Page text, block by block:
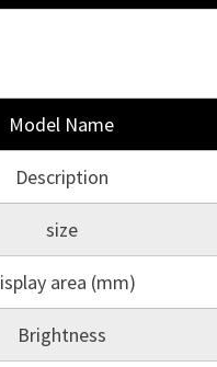
Model Name
Description
size
area (mm)
Brightness